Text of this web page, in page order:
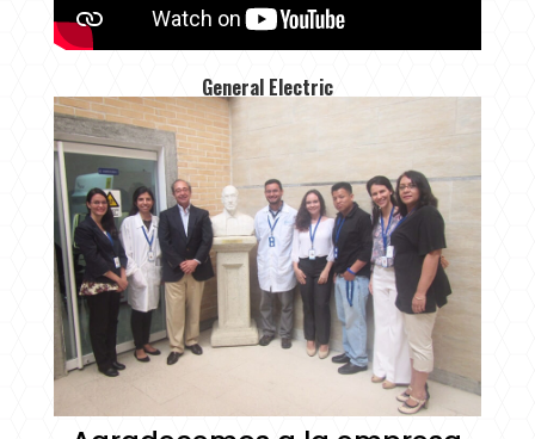
General Electric